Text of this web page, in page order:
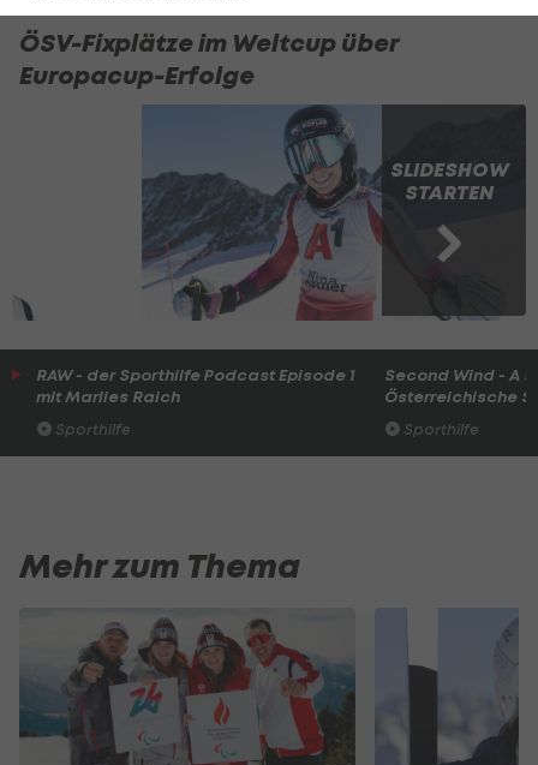
ÖSV-Fixplätze im Weltcup über
Europacup-Erfolge
SLIDESHOW
STARTEN
RAW - der Sporthilfe Podcast Episode 1
mit Marlies Raich
Sporthilfe
Second Wind - A
Österreichische
Sporthilfe
Mehr zum Thema